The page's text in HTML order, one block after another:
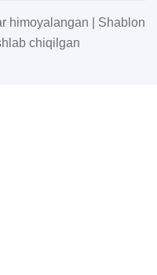
himoyalangan | Shablon
chiqilgan